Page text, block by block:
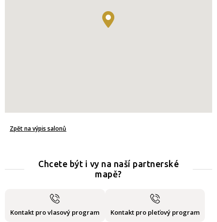
Zpět na výpis salonů
Chcete být i vy na naší partnerské
mapě?
Kontakt pro vlasový program Kontakt pro pleťový program